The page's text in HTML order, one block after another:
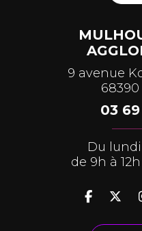
9 avenue
03
Du
de 9h à